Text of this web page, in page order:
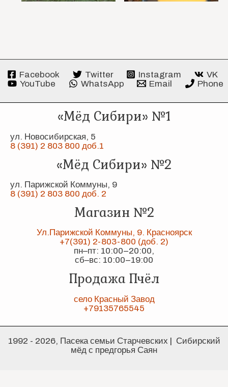
Facebook Twitter Instagram
VK
YouTube
WhatsApp Email Phone
«Мёд Сибири» №1
ул. Новосибирская, 5
8 (391) 2 803 800 доб.1
«Мёд Сибири» №2
ул. Парижской Коммуны, 9
8 (391) 2 803 800 доб. 2
Магазин №2
Ул.Парижской Коммуны, 9. Красноярск
+7(391) 2-803-800 (доб. 2)
пн–пт: 10:00–20:00,
сб–вс: 10:00–19:00
Продажа Пчёл
село Красный Завод
+79135765545
1992 - 2026, Пасека семьи Старчевских | Сибирский
мёд с предгорья Саян